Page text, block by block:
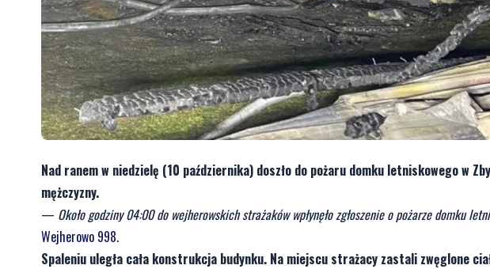
Nad ranem w niedzielę (10 października) doszło do pożaru domku letniskowego w
mężczyzny.
— Około godziny 04:00 do wejherowskich strażaków wpłynęło zgłoszenie o pożarze domku
Wejherowo 998.
Spaleniu uległa cała konstrukcja budynku. Na miejscu strażacy zastali zwęglone